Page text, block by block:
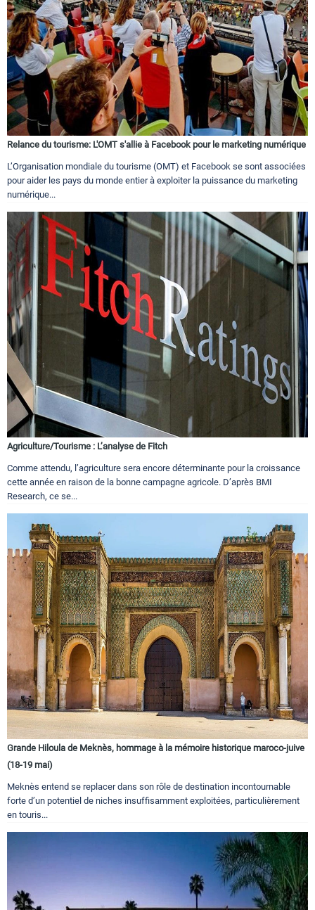
Relance du tourisme: L'OMT s'allie à Facebook pour le marketing numérique
L’Organisation mondiale du tourisme (OMT) et Facebook se sont associées
pour aider les pays du monde entier à exploiter la puissance du marketing
numérique...
Agriculture/Tourisme : L’analyse de Fitch
Comme attendu, l’agriculture sera encore déterminante pour la croissance
cette année en raison de la bonne campagne agricole. D’après BMI
Research, ce se...
Grande Hiloula de Meknès, hommage à la mémoire historique maroco-juive
(18-19 mai)
Meknès entend se replacer dans son rôle de destination incontournable
forte d’un potentiel de niches insuffisamment exploitées, particulièrement
en touris...